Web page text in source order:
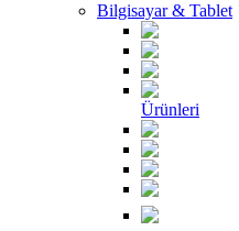
Bilgisayar & Tablet
Ürünleri